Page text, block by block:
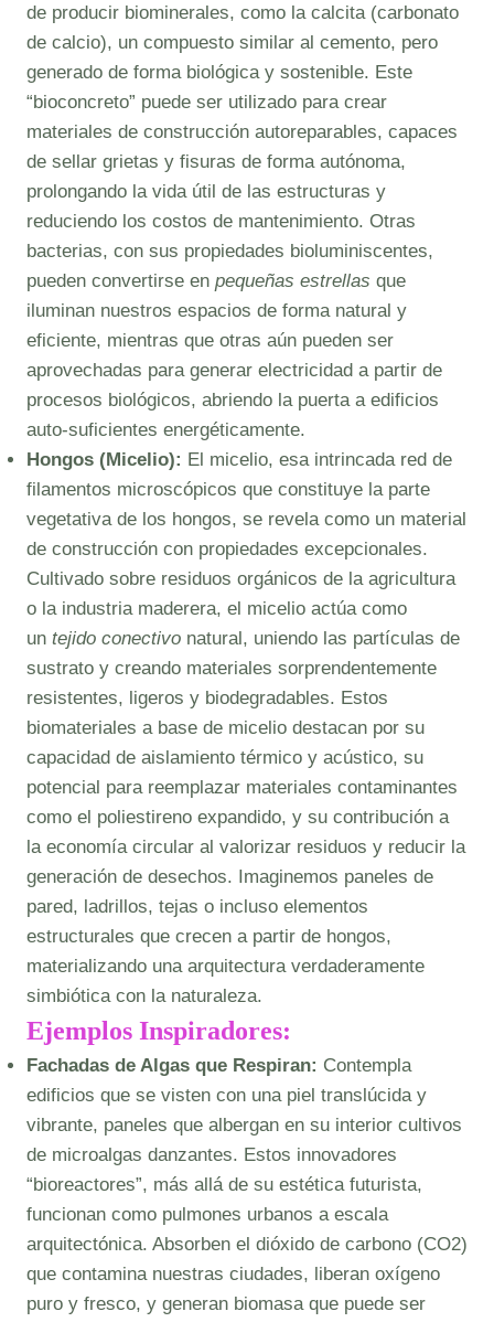
de producir biominerales, como la calcita (carbonato
de calcio), un compuesto similar al cemento, pero
generado de forma biológica y sostenible. Este
“bioconcreto” puede ser utilizado para crear
materiales de construcción autoreparables, capaces
de sellar grietas y fisuras de forma autónoma,
prolongando la vida útil de las estructuras y
reduciendo los costos de mantenimiento. Otras
bacterias, con sus propiedades bioluminiscentes,
pueden convertirse en pequeñas estrellas que
iluminan nuestros espacios de forma natural y
eficiente, mientras que otras aún pueden ser
aprovechadas para generar electricidad a partir de
procesos biológicos, abriendo la puerta a edificios
auto-suficientes energéticamente.
Hongos (Micelio): El micelio, esa intrincada red de
filamentos microscópicos que constituye la parte
vegetativa de los hongos, se revela como un material
de construcción con propiedades excepcionales.
Cultivado sobre residuos orgánicos de la agricultura
o la industria maderera, el micelio actúa como
un tejido conectivo natural, uniendo las partículas de
sustrato y creando materiales sorprendentemente
resistentes, ligeros y biodegradables. Estos
biomateriales a base de micelio destacan por su
capacidad de aislamiento térmico y acústico, su
potencial para reemplazar materiales contaminantes
como el poliestireno expandido, y su contribución a
la economía circular al valorizar residuos y reducir la
generación de desechos. Imaginemos paneles de
pared, ladrillos, tejas o incluso elementos
estructurales que crecen a partir de hongos,
materializando una arquitectura verdaderamente
simbiótica con la naturaleza.
Ejemplos Inspiradores:
Fachadas de Algas que Respiran: Contempla
edificios que se visten con una piel translúcida y
vibrante, paneles que albergan en su interior cultivos
de microalgas danzantes. Estos innovadores
“bioreactores”, más allá de su estética futurista,
funcionan como pulmones urbanos a escala
arquitectónica. Absorben el dióxido de carbono (CO2)
que contamina nuestras ciudades, liberan oxígeno
puro y fresco, y generan biomasa que puede ser